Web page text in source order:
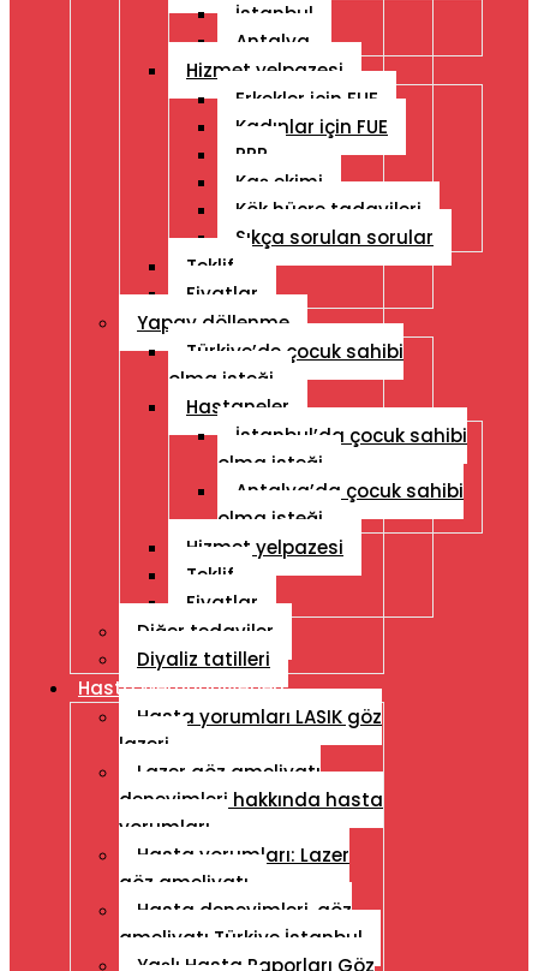
İstanbul
Antalya
Hizmet yelpazesi
Erkekler için FUE
Kadınlar için FUE
PRP
Kaş ekimi
Kök hücre tadavileri
Sıkça sorulan sorular
Teklif
Fiyatlar
Yapay döllenme
Türkiye’de çocuk sahibi
olma isteği
Hastaneler
İstanbul’da çocuk sahibi
olma isteği
Antalya’da çocuk sahibi
olma isteği
Hizmet yelpazesi
Teklif
Fiyatlar
Diğer tedaviler
Diyaliz tatilleri
Hasta Memnuniyetleri
Hasta yorumları LASIK göz
lazeri
Lazer göz ameliyatı
deneyimleri hakkında hasta
yorumları
Hasta yorumları: Lazer
göz ameliyatı
Hasta deneyimleri, göz
ameliyatı Türkiye İstanbul